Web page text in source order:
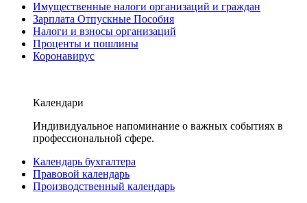
Имущественные налоги организаций и граждан
Зарплата Отпускные Пособия
Налоги и взносы организаций
Проценты и пошлины
Коронавирус
Календари
Индивидуальное напоминание о важных событиях в
профессиональной сфере.
Календарь бухгалтера
Правовой календарь
Производственный календарь